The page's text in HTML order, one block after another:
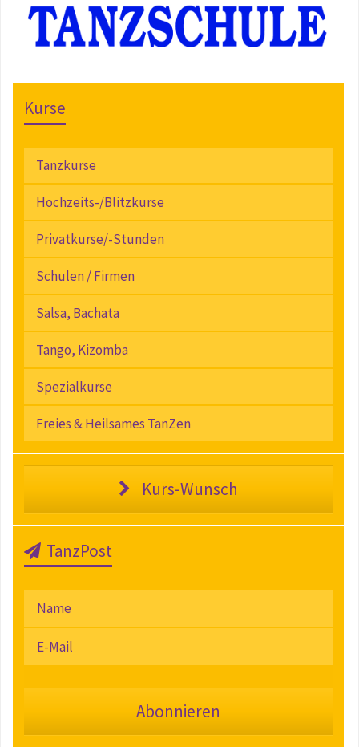
Kurse
Tanzkurse
Hochzeits-/Blitzkurse
Privatkurse/-Stunden
Schulen / Firmen
Salsa, Bachata
Tango, Kizomba
Spezialkurse
Freies & Heilsames TanZen
Kurs-Wunsch
TanzPost